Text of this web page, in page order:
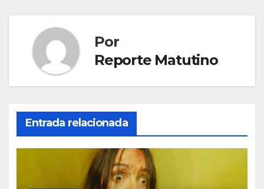
Por
Reporte Matutino
Entrada relacionada